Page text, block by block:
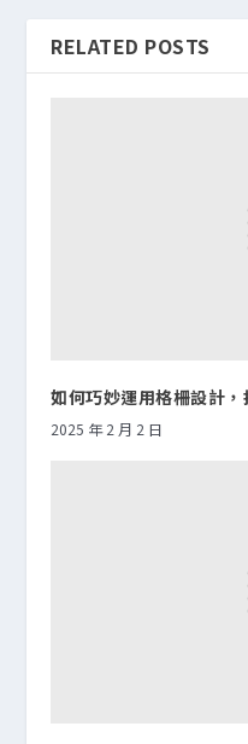
RELATED POSTS
如何巧妙運用格柵設計
2025 年 2 月 2 日